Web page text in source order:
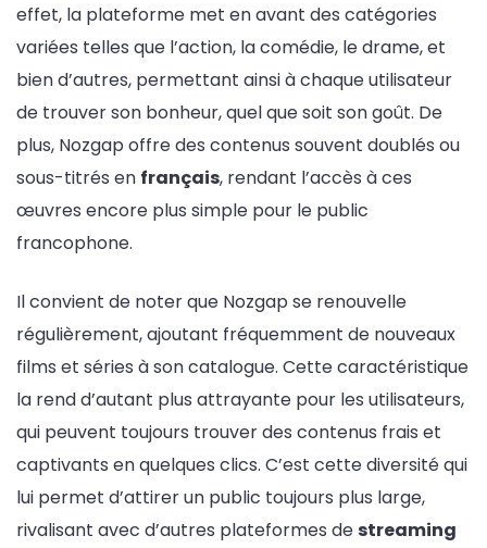
effet, la plateforme met en avant des catégories
variées telles que l’action, la comédie, le drame, et
bien d’autres, permettant ainsi à chaque utilisateur
de trouver son bonheur, quel que soit son goût. De
plus, Nozgap offre des contenus souvent doublés ou
sous-titrés en français, rendant l’accès à ces
œuvres encore plus simple pour le public
francophone.
Il convient de noter que Nozgap se renouvelle
régulièrement, ajoutant fréquemment de nouveaux
films et séries à son catalogue. Cette caractéristique
la rend d’autant plus attrayante pour les utilisateurs,
qui peuvent toujours trouver des contenus frais et
captivants en quelques clics. C’est cette diversité qui
lui permet d’attirer un public toujours plus large,
rivalisant avec d’autres plateformes de streaming